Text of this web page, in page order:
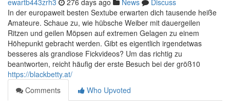
ewartb443zrh3 276 days ago News
Discuss
In der europaweit besten Sextube erwarten dich tausende heiße
Amateure. Schaue zu, wie hübsche Weiber mit dauergeilen
Ritzen und geilen Möpsen auf extremen Gelagen zu einem
Höhepunkt gebracht werden. Gibt es eigentlich irgendetwas
besseres als grandiose Fickvideos? Um das richtig zu
beantworten, reicht häufig der erste Besuch bei der größ10
https://blackbetty.at/
Comments
Who Upvoted